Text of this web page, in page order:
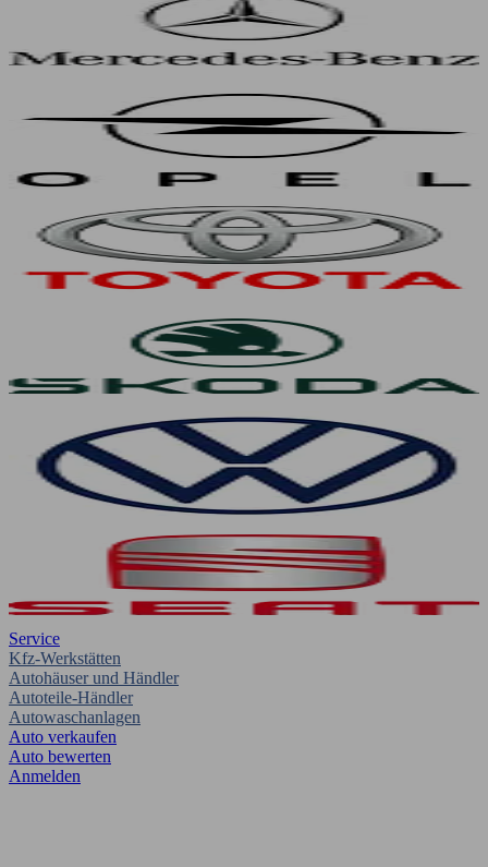
Service
Kfz-Werkstätten
Autohäuser und Händler
Autoteile-Händler
Autowaschanlagen
Auto verkaufen
Auto bewerten
Anmelden